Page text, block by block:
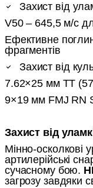
Захист від
V50 – 645,5 м/с
Ефективне
фрагментів
Захист від
7.62×25 мм ТТ
9×19 мм FMJ RN
Захист від
Мінно-осколкові
артилерійські
сучасному бою.
загрозу завдяки